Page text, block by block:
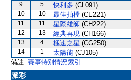
9 5 快利多 (CL091)
10 10 最佳拍檔 (CE221)
11 11 星際雄師 (CH222)
12 13 經典再現 (CH166)
13 4 極速之星 (CG250)
14 1 太陽能 (CJ105)
備註: 賽事特別情況索引
派彩